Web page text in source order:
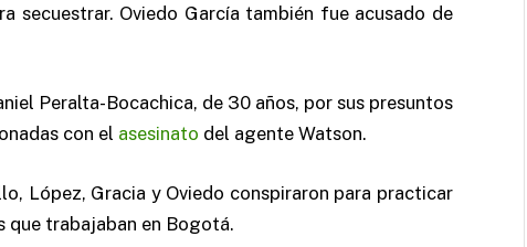
secuestrar. Oviedo García también fue acusado de
Peralta-Bocachica, de 30 años, por sus presuntos
con el asesinato del agente Watson.
López, Gracia y Oviedo conspiraron para practicar
que trabajaban en Bogotá.